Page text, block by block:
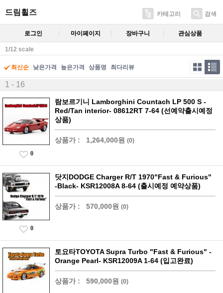
드림휠즈 카테고리 검색
로그인 마이페이지 장바구니 관심상품
1/12 scale
최신순 낮은가격 높은가격 상품명 최다리뷰
1 - 16
람보르기니 Lamborghini Countach LP 500 S -
Red/Tan interior- 08612RT 7-64 (선예약출시예정
상품)
상품가 : 1,264,000원 (0)
0
닷지DODGE Charger R/T 1970"Fast & Furious"
-Black- KSR12008A 8-64 (출시예정 예약상품)
상품가 : 570,000원 (0)
0
토요타TOYOTA Supra Turbo "Fast & Furious" -
Orange Pearl- KSR12009A 1-64 (입고완료)
상품가 : 590,000원 (0)